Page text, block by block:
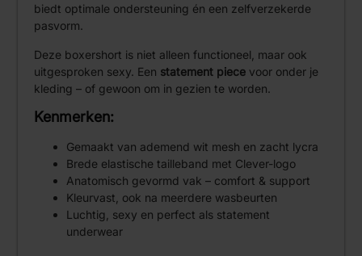
biedt optimale ondersteuning én een zelfverzekerde
pasvorm.
Deze boxershort is niet alleen functioneel, maar ook
uitgesproken sexy. Een statement piece voor onder je
kleding – of gewoon om in gezien te worden.
Kenmerken:
Gemaakt van ademend wit mesh en zacht lycra
Brede elastische tailleband met Clever-logo
Anatomisch gevormd vak – comfort & support
Kleurvast, ook na meerdere wasbeurten
Luchtig, sexy en perfect als statement
underwear